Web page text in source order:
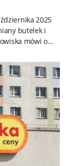
2025
butelek i
mówi o